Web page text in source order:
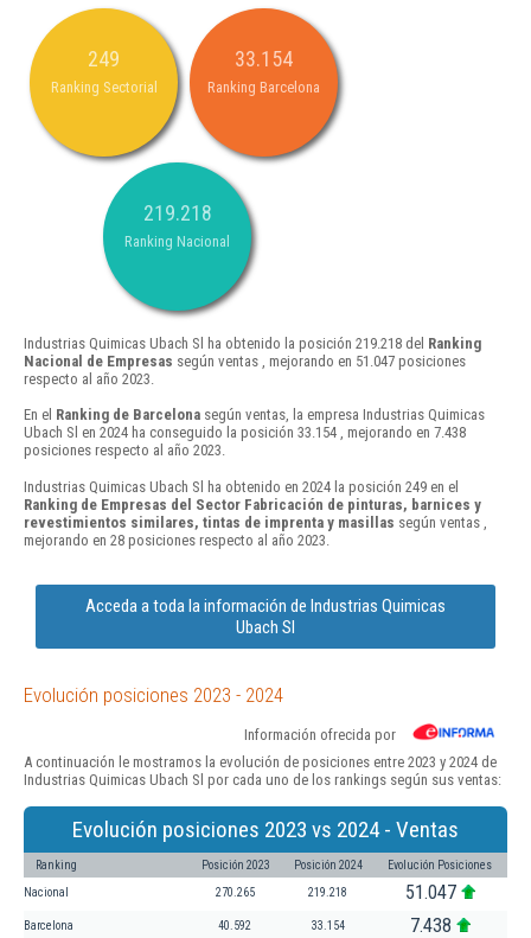
249
Ranking Sectorial
33.154
Ranking Barcelona
219.218
Ranking Nacional
Industrias Quimicas Ubach Sl ha obtenido la posición 219.218 del Ranking
Nacional de Empresas según ventas , mejorando en 51.047 posiciones
respecto al año 2023.
En el Ranking de Barcelona según ventas, la empresa Industrias Quimicas
Ubach Sl en 2024 ha conseguido la posición 33.154 , mejorando en 7.438
posiciones respecto al año 2023.
Industrias Quimicas Ubach Sl ha obtenido en 2024 la posición 249 en el
Ranking de Empresas del Sector Fabricación de pinturas, barnices y
revestimientos similares, tintas de imprenta y masillas según ventas ,
mejorando en 28 posiciones respecto al año 2023.
Acceda a toda la información de Industrias Quimicas
Ubach Sl
Evolución posiciones 2023 - 2024
Información ofrecida por
A continuación le mostramos la evolución de posiciones entre 2023 y 2024 de
Industrias Quimicas Ubach Sl por cada uno de los rankings según sus ventas:
Evolución posiciones 2023 vs 2024 - Ventas
Ranking Posición 2023 Posición 2024 Evolución Posiciones
Nacional 270.265 219.218 51.047
Barcelona 40.592 33.154 7.438